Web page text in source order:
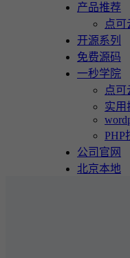
产品推荐
点可
开源系列
免费源码
一秒学院
点可
实用
PHP
公司官网
北京本地